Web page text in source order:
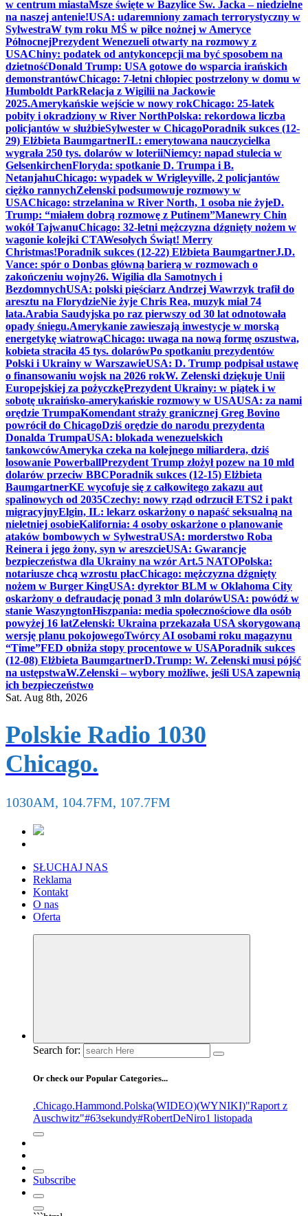
w centrum miastaMsze święte w Bazylice Św. Jacka – niedzielne
na naszej antenie!USA: udaremniony zamach terrorystyczny w
SylwestraW tym roku MŚ w piłce nożnej w Ameryce
PółnocnejPrezydent Wenezueli otwarty na rozmowy z
USAChiny: podatek od antykoncepcji ma być sposobem na
dzietnośćDonald Trump: USA gotowe do wsparcia irańskich
demonstrantówChicago: 7-letni chłopiec postrzelony w domu w
Humboldt ParkRelacja z Wigilii na Jackowie
2025.Amerykańskie wejście w nowy rokChicago: 25-latek
pobity i okradziony w River NorthPolska: rekordowa liczba
policjantów w służbieSylwester w ChicagoPoradnik sukces (12-
29) Elżbieta BaumgartnerIL: emerytowana nauczycielka
wygrała 250 tys. dolarów w loteriiNiemcy: napad stulecia w
GelsenkirchenFloryda: spotkanie D. Trumpa i B.
NetanjahuChicago: wypadek w Wrigleyville, 2 policjantów
ciężko rannychZełenski podsumowuje rozmowy w
USAChicago: strzelanina w River North, 1 osoba nie żyjeD.
Trump: “miałem dobrą rozmowę z Putinem”Manewry Chin
wokół TajwanuChicago: 32-letni mężczyzna dźgnięty nożem w
wagonie kolejki CTAWesołych Świąt! Merry
Christmas!Poradnik sukces (12-22) Elżbieta BaumgartnerJ.D.
Vance: spór o Donbas główną barierą w rozmowach o
zakończeniu wojny26. Wigilia dla Samotnych i
BezdomnychUSA: polski pięściarz Andrzej Wawrzyk trafił do
aresztu na FlorydzieNie żyje Chris Rea, muzyk miał 74
lata.Arabia Saudyjska po raz pierwszy od 30 lat odnotowała
opady śniegu.Amerykanie zawieszają inwestycje w morską
energetykę wiatrowąChicago: uwaga na nową formę oszustwa,
kobieta straciła 45 tys. dolarówPo spotkaniu prezydentów
Polski i Ukrainy w WarszawieUSA: D. Trump podpisał ustawę
o finansowaniu wojsk na 2026 rokW. Zełenski dziękuje Unii
Europejskiej za pożyczkęPrezydent Ukrainy: w piątek i w
sobotę ukraińsko-amerykańskie rozmowy w USAUSA: za nami
orędzie TrumpaKomendant straży granicznej Greg Bovino
powrócił do ChicagoDziś orędzie do narodu prezydenta
Donalda TrumpaUSA: blokada wenezuelskich
tankowcówAmeryka czeka na kolejnego miliardera, dziś
losowanie PowerballPrezydent Trump złożył pozew na 10 mld
dolarów przeciw BBCPoradnik sukces (12-15) Elżbieta
BaumgartnerKE wycofuje się z całkowitego zakazu aut
spalinowych od 2035Czechy: nowy rząd odrzucił ETS2 i pakt
migracyjnyElgin, IL: lekarz oskarżony o napaść seksualną na
nieletniej osobieKalifornia: 4 osoby oskarżone o planowanie
ataków bombowych w SylwestraUSA: morderstwo Roba
Reinera i jego żony, syn w areszcieUSA: Gwarancje
bezpieczeństwa dla Ukrainy na wzór Art.5 NATOPolska:
notariusze chcą wzrostu płacChicago: mężczyzna dźgnięty
nożem w Burger KingUSA: dyrektor BLM w Oklahoma City
oskarżony o defraudację ponad 3 mln dolarówUSA: powódź w
stanie WaszyngtonHiszpania: media społecznościowe dla osób
powyżej 16 latZełenski: Ukraina przekazała USA skorygowaną
wersję planu pokojowegoTwórcy AI osobami roku magazynu
“Time”FED obniża stopy procentowe w USAPoradnik sukces
(12-08) Elżbieta BaumgartnerD.Trump: W. Zełenski musi pójść
na ustępstwaW.Zełenski – wybory możliwe, jeśli USA zapewnią
ich bezpieczeństwo
Sat. Aug 8th, 2026
Polskie Radio 1030
Chicago.
1030AM, 104.7FM, 107.7FM
SŁUCHAJ NAS
Reklama
Kontakt
O nas
Oferta
Search for:
Or check our Popular Categories...
.Chicago.Hammond.Polska(WIDEO)(WYNIKI)"Raport z
Auschwitz"#63sekundy#RobertDeNiro1 listopada
Subscribe